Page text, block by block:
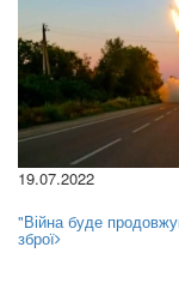
19.07.2022
"Війна буде
зброї